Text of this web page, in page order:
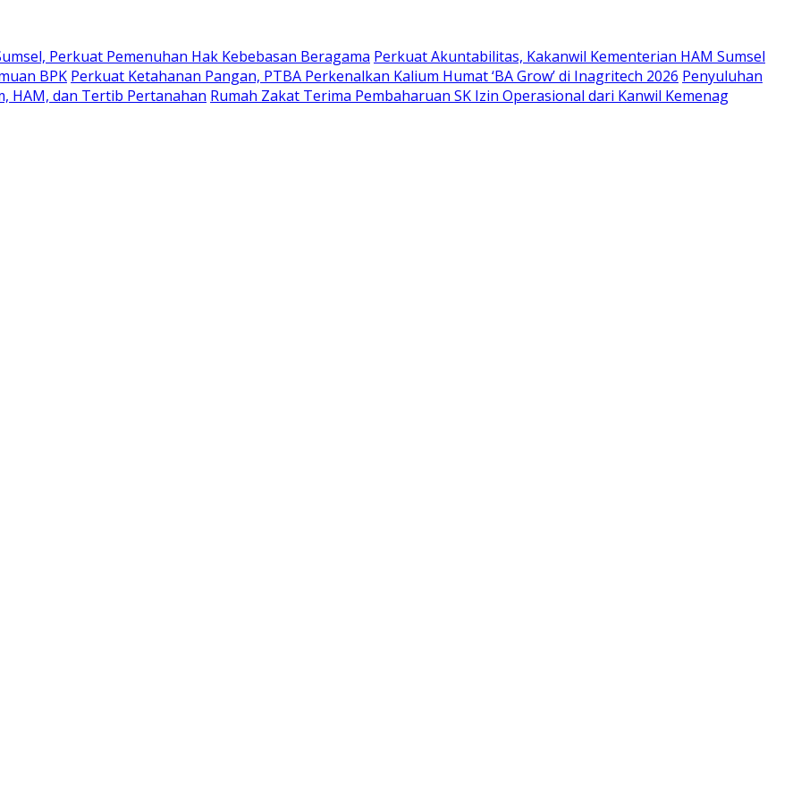
Perkuat Pemenuhan Hak Kebebasan Beragama Perkuat Akuntabilitas, Kakanwil Kementerian HAM Sumsel
BPK Perkuat Ketahanan Pangan, PTBA Perkenalkan Kalium Humat ‘BA Grow’ di Inagritech 2026 Penyuluhan
HAM, dan Tertib Pertanahan Rumah Zakat Terima Pembaharuan SK Izin Operasional dari Kanwil Kemenag